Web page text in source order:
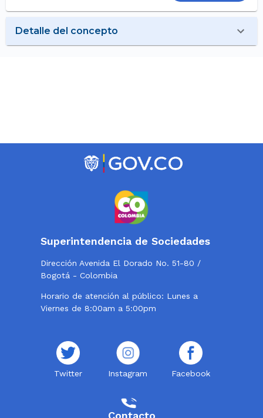
Detalle del concepto
Superintendencia de Sociedades
Dirección Avenida El Dorado No. 51-80 /
Bogotá - Colombia
Horario de atención al público: Lunes a
Viernes de 8:00am a 5:00pm
Twitter Instagram Facebook